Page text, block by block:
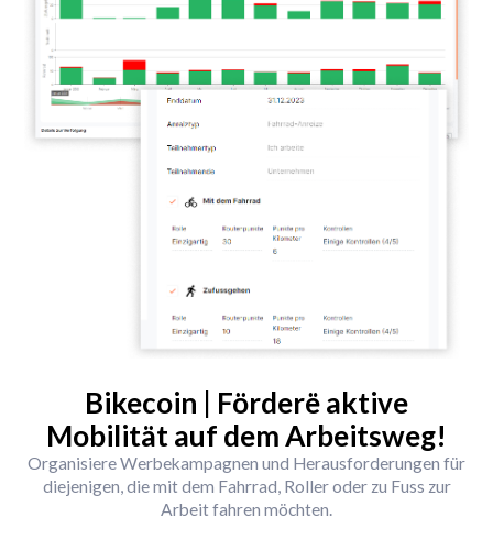
Bikecoin | Förderë aktive
Mobilität auf dem Arbeitsweg!
Organisiere Werbekampagnen und Herausforderungen für
diejenigen, die mit dem Fahrrad, Roller oder zu Fuss zur
Arbeit fahren möchten.